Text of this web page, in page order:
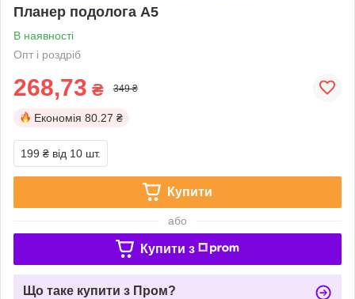
Планер подолога А5
В наявності
Опт і роздріб
268,73 ₴ 349 ₴
Економія 80.27 ₴
199 ₴ від 10 шт.
Купити
або
Купити з
Що таке купити з Пром?